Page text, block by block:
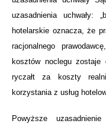
uzasadnienia uchwały:
hotelarskie oznacza, że
racjonalnego
kosztów noclegu zostaje
ryczałt za koszty
korzystania z usług
Powyższe